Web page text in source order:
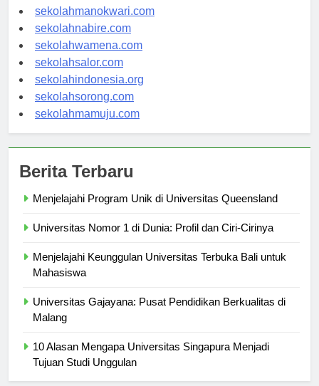
sekolahjayapura.com
sekolahmanokwari.com
sekolahnabire.com
sekolahwamena.com
sekolahsalor.com
sekolahindonesia.org
sekolahsorong.com
Menjelajahi Keunggulan Universitas Terbuka Bali untuk
Universitas Gajayana: Pusat Pendidikan Berkualitas di
10 Alasan Mengapa Universitas Singapura Menjadi